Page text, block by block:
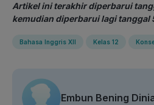
Artikel ini terakhir diperbarui
kemudian diperbarui lagi tanggal
Bahasa Inggris XII Kelas 12
Embun Bening